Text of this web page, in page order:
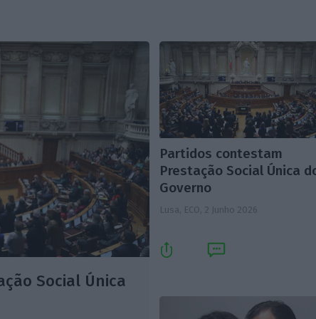
Social Única
Partidos contestam
Prestação Social Única
Governo
Lusa, ECO, 2 Junho 2026